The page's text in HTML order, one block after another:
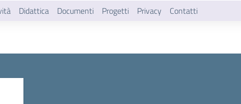
Didattica Documenti Progetti Privacy Contatti